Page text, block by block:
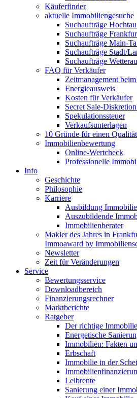
Käuferfinder
aktuelle Immobiliengesuche
Suchaufträge
Suchaufträge
Suchaufträge Main-
Suchaufträge Stadt/
Suchaufträge
FAQ für Verkäufer
Zeitmanagement
Energieausweis
Kosten für Verkäufer
Secret Sale-
Spekulationssteuer
Verkaufsunterlagen
10 Gründe für einen
Immobilienbewertung
Online-Wertcheck
Professionelle
Info
Geschichte
Philosophie
Karriere
Ausbildung
Auszubildende
Immobilienberater
Makler des Jahres in
Immoaward by
Newsletter
Zeit für Veränderungen
Service
Bewertungsservice
Downloadbereich
Finanzierungsrechner
Marktberichte
Ratgeber
Der richtige
Energetische
Immobilien: Fakten
Erbschaft
Immobilie in der
Leibrente
Sanierung einer